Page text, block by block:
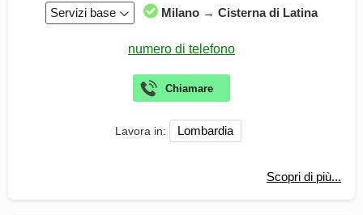
Servizi base Milano → Cisterna di Latina
Lavora in: Lombardia
Scopri di più...